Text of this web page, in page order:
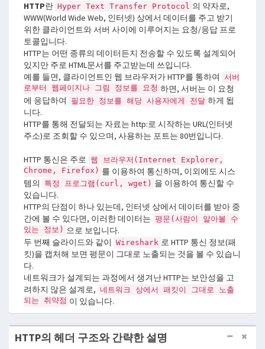
HTTP란 Hyper Text Transfer Protocol 의 약자로,
WWW(World Wide Web, 인터넷) 상에서 데이터를 주고 받기
위한 클라이언트와 서버 사이에 이루어지는 요청/응답 프로
토콜입니다.
HTTP는 어떤 종류의 데이터든지 전송할 수 있도록 설계되어
있지만 주로 HTML문서를 주고받는데 쓰입니다.
예를 들면, 클라이언트인 웹 브라우저가 HTTP를 통하여 서버
로부터 웹페이지나 그림 정보를 요청 하면, 서버는 이 요청
에 응답하여
필요한 정보를 해당 사용자에게 전달 하게 됩
니다.
HTTP를 통해 전달되는 자료는 http:로 시작하는 URL(인터넷
주소)로 조회할 수 있으며, 사용하는 포트는 80번입니다.
HTTP 통신은 주로 웹 브라우저(Internet Explorer,
Chrome, Firefox) 를 이용하여 통신하며, 이외에도 시스
템의
특정 프로그램(curl, wget) 을 이용하여 통신할 수
있습니다.
HTTP의 단점이 하나 있는데, 인터넷 상에서 데이터를 받아 중
간에 볼 수 있다면, 이러한 데이터는 평문(사람이 알아볼 수
있는 정보) 으로 보입니다.
두 번째 슬라이드와 같이 Wireshark 로 HTTP 통신 정보(패
킷)을 캡처해 보면 평문이 그대로 노출되는 것을 볼 수 있습니
다.
네트워크가 설계되는 과정에서 생겨난 HTTP는 보안성을 고
려하지 않은 설계로, 네트워크 상에서 패킷이 그대로 노출
되는 취약점 이 있습니다.
HTTP의 헤더 구조와 간략한 설명